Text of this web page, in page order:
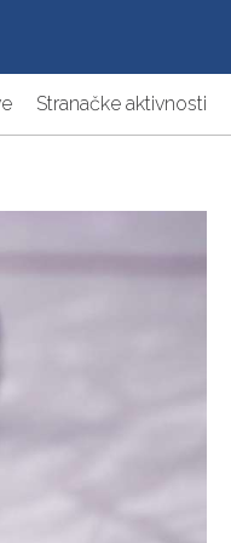
Stranačke aktivnosti